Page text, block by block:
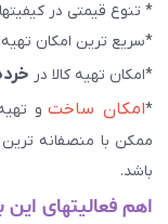
* تنوع قیمتی در
*سریع ترین امکان
*امکان تهیه کالا در
*امکان ساختو
ممکن با منصفانه
باشد.
اهم فعالیتهای